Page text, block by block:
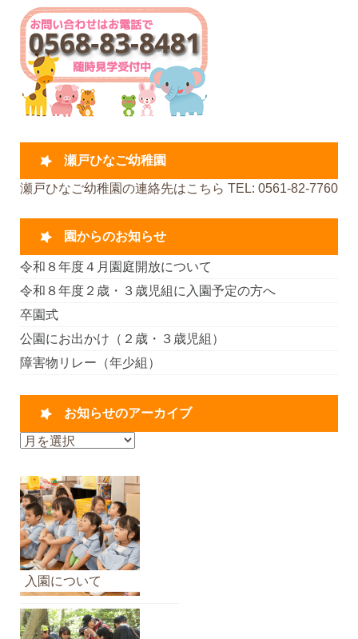
瀬戸ひなご幼稚園
瀬戸ひなご幼稚園の連絡先はこちら TEL: 0561-82-7760
園からのお知らせ
令和８年度４月園庭開放について
令和８年度２歳・３歳児組に入園予定の方へ
卒園式
公園にお出かけ（２歳・３歳児組）
障害物リレー（年少組）
お知らせのアーカイブ
お
ら
せ
の
ア
ー
カ
イ
ブ
入園について